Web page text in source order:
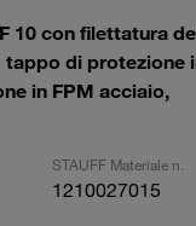
10 con filettatura
di protezione
in FPM acciaio,
STAUFF Materiale n.
1210027015